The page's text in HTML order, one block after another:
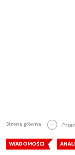
Strona główna
WIADOMOŚCI